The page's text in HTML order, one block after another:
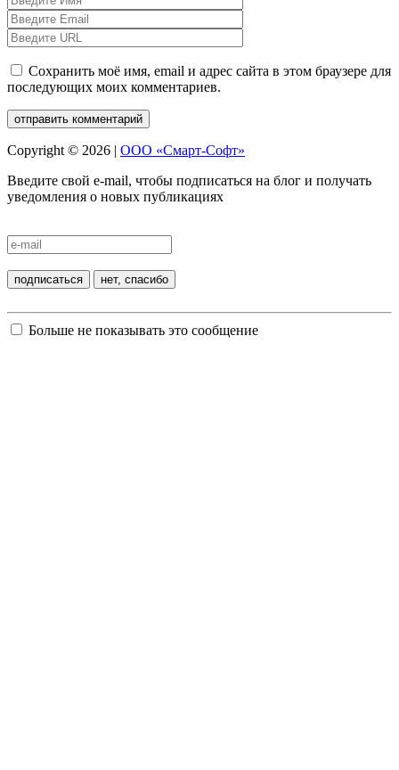
Сохранить моё имя, email и адрес сайта в этом браузере для
последующих моих комментариев.
Copyright © 2026 | ООО «Смарт-Софт»
Введите свой e-mail, чтобы подписаться на блог и получать
уведомления о новых публикациях
Больше не показывать это сообщение